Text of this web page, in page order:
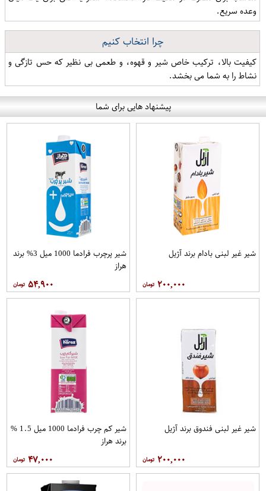
وعده سریع.
چرا انتخاب کنیم
کیفیت بالا، ترکیب خاص شیر و قهوه، و طعمی بی نظیر که حس تازگی و
نشاط را به شما می بخشد.
پیشنهاد هایی برای شما
شیر غیر لبنی بادام برند آژیل
۲۰۰,۰۰۰
شیر پرچرب فرادما 1000 میل 3% برند
هراز
۵۴,۹۰۰
شیر غیر لبنی فندوق برند آژیل
۲۰۰,۰۰۰
شیر کم چرب فرادما 1000 میل 1.5 %
برند هراز
۴۷,۰۰۰